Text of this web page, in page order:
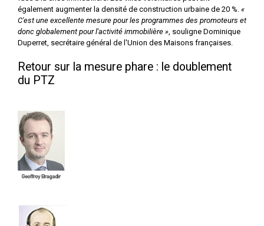
également augmenter la densité de construction urbaine de 20 %. «
C'est une excellente mesure pour les programmes des promoteurs et
donc globalement pour l'activité immobilière », souligne Dominique
Duperret, secrétaire général de l'Union des Maisons françaises.
Retour sur la mesure phare : le doublement
du PTZ